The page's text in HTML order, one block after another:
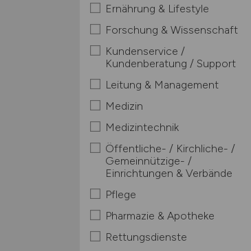
Ernährung & Lifestyle
Forschung & Wissenschaft
Kundenservice /
Kundenberatung / Support
Leitung & Management
Medizin
Medizintechnik
Öffentliche- / Kirchliche- /
Gemeinnützige- /
Einrichtungen & Verbände
Pflege
Pharmazie & Apotheke
Rettungsdienste